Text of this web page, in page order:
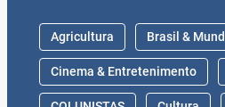
Agricultura Brasil &
Cinema & Entretenimento
COLUNISTAS Cultura